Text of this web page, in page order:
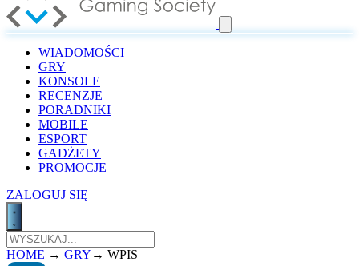
WIADOMOŚCI
GRY
KONSOLE
RECENZJE
PORADNIKI
MOBILE
ESPORT
GADŻETY
PROMOCJE
ZALOGUJ SIĘ
HOME → GRY → WPIS